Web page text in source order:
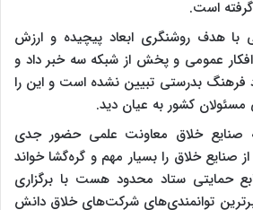
است.
هدف روشنگری ابعاد پیچیده و ارزش
عمومی و پخش از شبکه سه خبر داد و
فرهنگ بدرستی تبیین نشده است و این را
کشور به عیان دید.
صنایع خلاق معاونت علمی حضور جدی
صنایع خلاق را بسیار مهم و گره‌گشا خواند
حمایتی ستاد محدود هست با برگزاری
برترین توانمندی‌های شرکت‌های خلاق دانش